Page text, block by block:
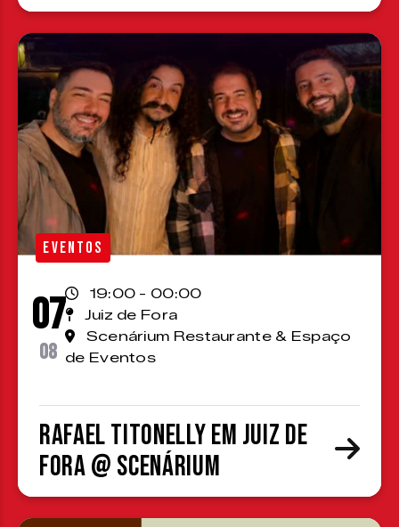
EVENTOS
07
08
19:00 - 00:00
Juiz de Fora
Scenárium Restaurante & Espaço
de Eventos
Rafael Titonelly em Juiz de
Fora @ Scenárium